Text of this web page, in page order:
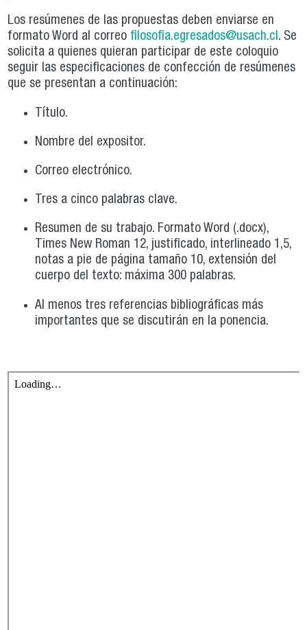
Los resúmenes de las propuestas deben enviarse en
formato Word al correo filosofia.egresados@usach.cl. Se
solicita a quienes quieran participar de este coloquio
seguir las especificaciones de confección de resúmenes
que se presentan a continuación:
Título.
Nombre del expositor.
Correo electrónico.
Tres a cinco palabras clave.
Resumen de su trabajo. Formato Word (.docx),
Times New Roman 12, justificado, interlineado 1,5,
notas a pie de página tamaño 10, extensión del
cuerpo del texto: máxima 300 palabras.
Al menos tres referencias bibliográficas más
importantes que se discutirán en la ponencia.